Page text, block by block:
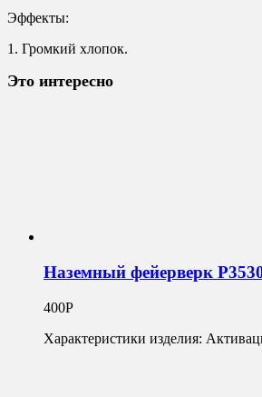
Эффекты:
1. Громкий хлопок.
Это интересно
Наземный фейерверк
400Р
Характеристики изделия: